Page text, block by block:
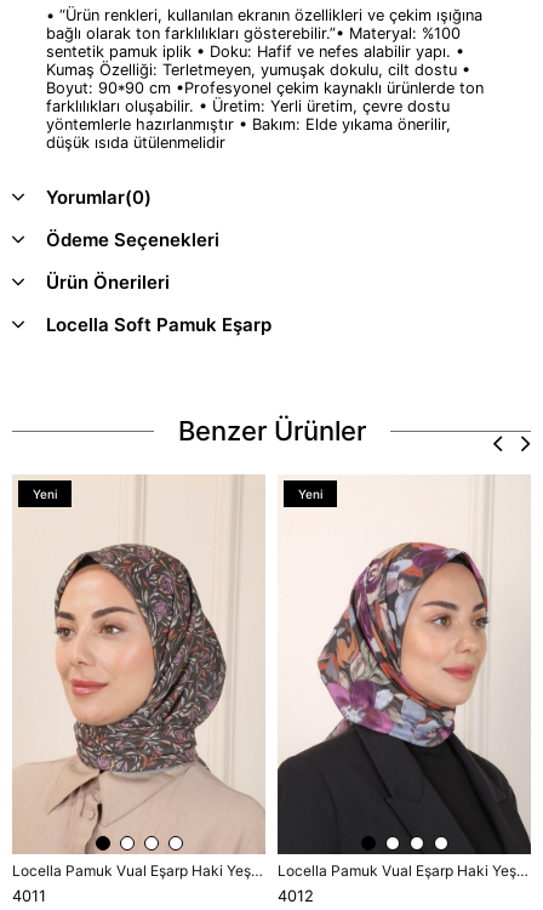
• “Ürün renkleri, kullanılan ekranın özellikleri ve çekim ışığına
bağlı olarak ton farklılıkları gösterebilir.”• Materyal: %100
sentetik pamuk iplik • Doku: Hafif ve nefes alabilir yapı. •
Kumaş Özelliği: Terletmeyen, yumuşak dokulu, cilt dostu •
Boyut: 90*90 cm •Profesyonel çekim kaynaklı ürünlerde ton
farklılıkları oluşabilir. • Üretim: Yerli üretim, çevre dostu
yöntemlerle hazırlanmıştır • Bakım: Elde yıkama önerilir,
düşük ısıda ütülenmelidir
Yorumlar(0)
Ödeme Seçenekleri
Ürün Önerileri
Locella Soft Pamuk Eşarp
Benzer Ürünler
Locella Pamuk Vual Eşarp Haki Yeşili-2
4011
Yeni
Locella Pamuk Vual Eşarp Haki Yeşili-2
4012
Yeni